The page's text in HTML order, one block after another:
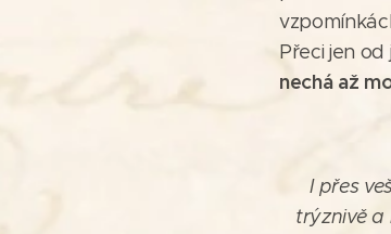
Přeci jen
nechá až
I přes
trýznivě a